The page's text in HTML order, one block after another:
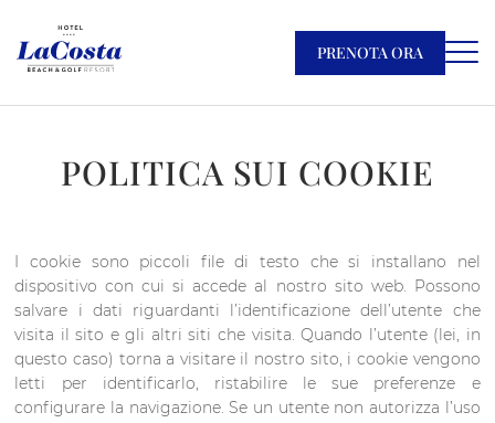
PRENOTA ORA
POLITICA SUI COOKIE
I cookie sono piccoli file di testo che si installano nel
dispositivo con cui si accede al nostro sito web. Possono
salvare i dati riguardanti l’identificazione dell’utente che
visita il sito e gli altri siti che visita. Quando l’utente (lei, in
questo caso) torna a visitare il nostro sito, i cookie vengono
letti per identificarlo, ristabilire le sue preferenze e
configurare la navigazione. Se un utente non autorizza l’uso